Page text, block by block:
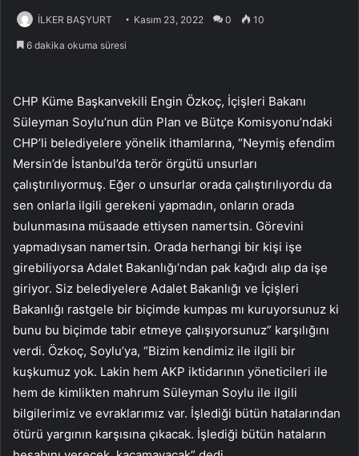
İLKER BAŞYURT Kasım 23, 2022 0 10
6 dakika okuma süresi
CHP Küme Başkanvekili Engin Özkoç, İçişleri Bakanı
Süleyman Soylu’nun dün Plan ve Bütçe Komisyonu’ndaki
CHP’li belediyelere yönelik ithamlarına, “Neymiş efendim
Mersin’de İstanbul’da terör örgütü unsurları
çalıştırılıyormuş. Eğer o unsurlar orada çalıştırılıyordu da
sen onlarla ilgili gerekeni yapmadın, onların orada
bulunmasına müsaade ettiysen namertsin. Görevini
yapmadıysan namertsin. Orada herhangi bir kişi işe
girebiliyorsa Adalet Bakanlığı’ndan pak kağıdı alıp da işe
giriyor. Siz belediyelere Adalet Bakanlığı ve İçişleri
Bakanlığı rastgele bir biçimde kumpas mı kuruyorsunuz ki
bunu bu biçimde tabir etmeye çalışıyorsunuz” karşılığını
verdi. Özkoç, Soylu’ya, “Bizim kendimiz ile ilgili bir
kuşkumuz yok. Lakin hem AKP iktidarının yöneticileri ile
hem de kimlikten mahrum Süleyman Soylu ile ilgili
bilgilerimiz ve evraklarımız var. İşlediği bütün hatalarından
ötürü yargının karşısına çıkacak. İşlediği bütün hataların